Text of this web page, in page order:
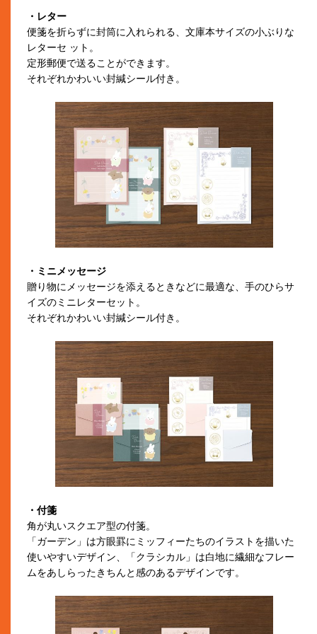
・レター
便箋を折らずに封筒に入れられる、文庫本サイズの小ぶりな
レターセ ット。
定形郵便で送ることができます。
それぞれかわいい封緘シール付き。
・ミニメッセージ
贈り物にメッセージを添えるときなどに最適な、手のひらサ
イズのミニレターセット。
それぞれかわいい封緘シール付き。
・付箋
角が丸いスクエア型の付箋。
「ガーデン」は方眼罫にミッフィーたちのイラストを描いた
使いやすいデザイン、「クラシカル」は白地に繊細なフレー
ムをあしらったきちんと感のあるデザインです。